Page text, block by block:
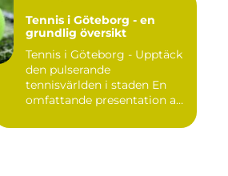
Tennis i Göteborg - en
grundlig översikt
Tennis i Göteborg - Upptäck
den pulserande
tennisvärlden i staden En
omfattande presentation av